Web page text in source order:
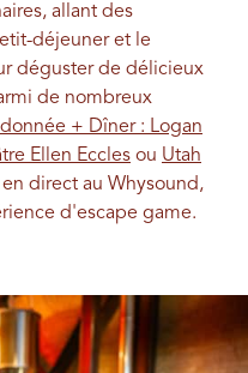
allant des
déjeuner et le
déguster de délicieux
de nombreux
+ Dîner : Logan
Ellen Eccles ou Utah
direct au Whysound,
d'escape game.